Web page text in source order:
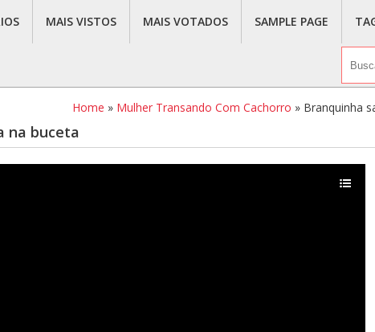
MAIS VISTOS MAIS VOTADOS SAMPLE PAGE
Home » Mulher Transando Com Cachorro » Branquinha
na buceta